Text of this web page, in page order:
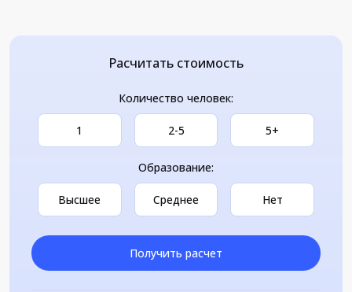
Расчитать стоимость
Количество человек:
1 2-5 5+
Образование:
Высшее Среднее Нет
Получить расчет